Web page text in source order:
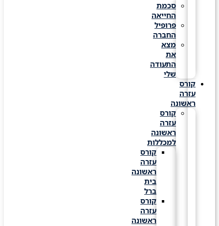
סכמת
החייאה
פרופיל
החברה
מצא
התעודה
קורס
עזרה
ראשונה
קורס
עזרה
ראשונה
למכללות
קורס
עזרה
ראשונה
קורס
עזרה
ראשונה